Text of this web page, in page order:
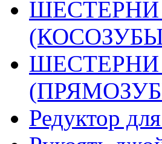
Редуктор